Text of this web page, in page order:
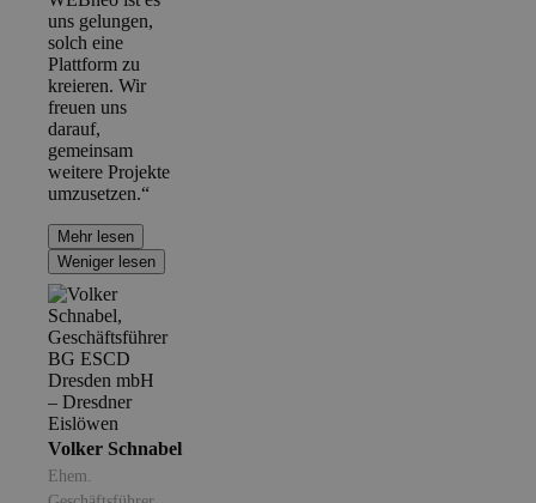
uns gelungen,
solch eine
Plattform zu
kreieren. Wir
freuen uns
darauf,
gemeinsam
weitere Projekte
umzusetzen.“
Mehr lesen
Weniger lesen
Volker Schnabel
Ehem.